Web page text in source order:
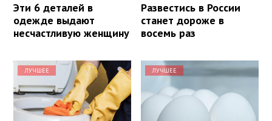
Эти 6 деталей в
одежде выдают
несчастливую женщину
Развестись в России
станет дороже в
восемь раз
ЛУЧШЕЕ ЛУЧШЕЕ